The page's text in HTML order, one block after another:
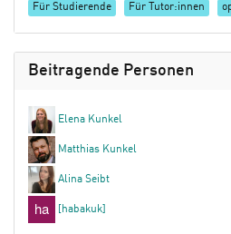
Für Studierende Für Tutor:innen
Beitragende Personen
Elena Kunkel
Matthias Kunkel
Alina Seibt
[habakuk]